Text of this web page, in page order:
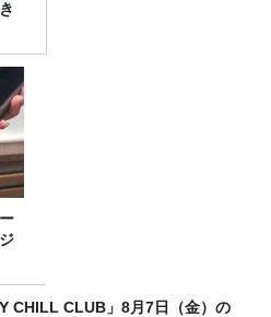
CHILL CLUB」8月7日（金）の